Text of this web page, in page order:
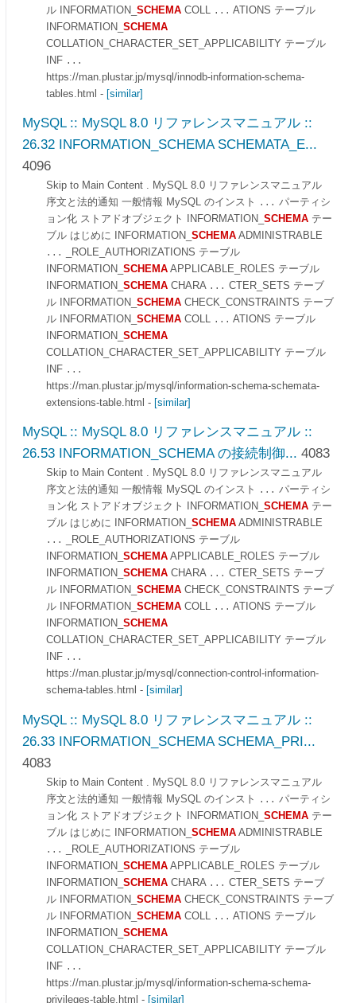
ル INFORMATION_ SCHEMA COLL ... ATIONS テーブル
INFORMATION_ SCHEMA
COLLATION_CHARACTER_SET_APPLICABILITY テーブル
INF ...
https://man.plustar.jp/mysql/innodb-information-schema-
tables.html - [similar]
MySQL :: MySQL 8.0 リファレンスマニュアル ::
26.32 INFORMATION_SCHEMA SCHEMATA_E...
4096
Skip to Main Content . MySQL 8.0 リファレンスマニュアル
序文と法的通知 一般情報 MySQL のインスト
... パーティシ
ョン化 ストアドオブジェクト INFORMATION_ SCHEMA テー
ブル はじめに INFORMATION_ SCHEMA ADMINISTRABLE
...
_ROLE_AUTHORIZATIONS テーブル
INFORMATION_ SCHEMA APPLICABLE_ROLES テーブル
INFORMATION_ SCHEMA CHARA ... CTER_SETS テーブ
ル INFORMATION_ SCHEMA CHECK_CONSTRAINTS テーブ
ル INFORMATION_ SCHEMA COLL ... ATIONS テーブル
INFORMATION_ SCHEMA
COLLATION_CHARACTER_SET_APPLICABILITY テーブル
INF ...
https://man.plustar.jp/mysql/information-schema-schemata-
extensions-table.html - [similar]
MySQL :: MySQL 8.0 リファレンスマニュアル ::
26.53 INFORMATION_SCHEMA の接続制御... 4083
Skip to Main Content . MySQL 8.0 リファレンスマニュアル
序文と法的通知 一般情報 MySQL のインスト
... パーティシ
ョン化 ストアドオブジェクト INFORMATION_ SCHEMA テー
ブル はじめに INFORMATION_ SCHEMA ADMINISTRABLE
...
_ROLE_AUTHORIZATIONS テーブル
INFORMATION_ SCHEMA APPLICABLE_ROLES テーブル
INFORMATION_ SCHEMA CHARA ... CTER_SETS テーブ
ル INFORMATION_ SCHEMA CHECK_CONSTRAINTS テーブ
ル INFORMATION_ SCHEMA COLL ... ATIONS テーブル
INFORMATION_ SCHEMA
COLLATION_CHARACTER_SET_APPLICABILITY テーブル
INF ...
https://man.plustar.jp/mysql/connection-control-information-
schema-tables.html - [similar]
MySQL :: MySQL 8.0 リファレンスマニュアル ::
26.33 INFORMATION_SCHEMA SCHEMA_PRI...
4083
Skip to Main Content . MySQL 8.0 リファレンスマニュアル
序文と法的通知 一般情報 MySQL のインスト
...
パーティシ
ョン化 ストアドオブジェクト INFORMATION_ SCHEMA テー
ブル はじめに INFORMATION_ SCHEMA ADMINISTRABLE
...
_ROLE_AUTHORIZATIONS テーブル
INFORMATION_ SCHEMA APPLICABLE_ROLES テーブル
INFORMATION_ SCHEMA CHARA ... CTER_SETS テーブ
ル INFORMATION_ SCHEMA CHECK_CONSTRAINTS テーブ
ル INFORMATION_ SCHEMA COLL ... ATIONS テーブル
INFORMATION_ SCHEMA
COLLATION_CHARACTER_SET_APPLICABILITY テーブル
INF ...
https://man.plustar.jp/mysql/information-schema-schema-
privileges-table.html - [similar]